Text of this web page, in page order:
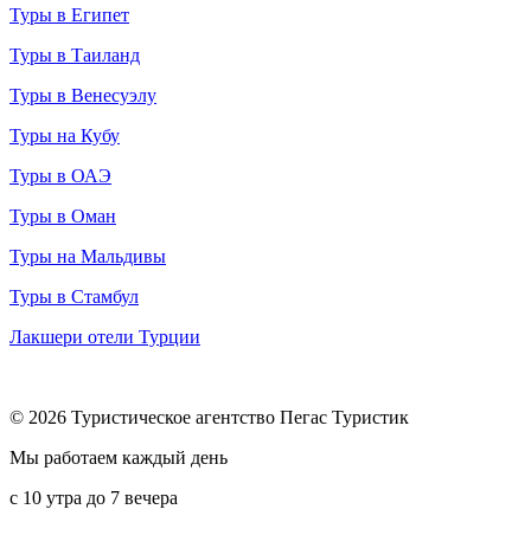
Туры в Египет
Туры в Таиланд
Туры в Венесуэлу
Туры на Кубу
Туры в ОАЭ
Туры в Оман
Туры на Мальдивы
Туры в Стамбул
Лакшери отели Турции
© 2026 Туристическое агентство Пегас Туристик
Мы работаем каждый день
с 10 утра до 7 вечера